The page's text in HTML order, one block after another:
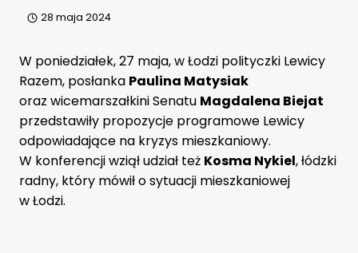
28 maja 2024
W poniedziałek, 27 maja, w Łodzi polityczki Lewicy
Razem, posłanka Paulina Matysiak
oraz wicemarszałkini Senatu Magdalena Biejat
przedstawiły propozycje programowe Lewicy
odpowiadające na kryzys mieszkaniowy.
W konferencji wziął udział też Kosma Nykiel, łódzki
radny, który mówił o sytuacji mieszkaniowej
w Łodzi.